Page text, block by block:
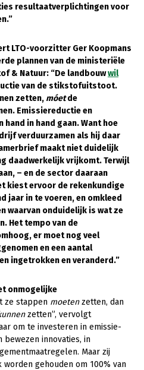
zomerbloemen
resultaatverplichtingen voor
LTO-voorzitter Ger Koopmans
plannen van de ministeriële
& Natuur: “De landbouwwil
van de stikstofuitstoot.
zetten, móetde
Emissiereductie en
in hand gaan. Want hoe
verduurzamen als hij daar
maakt niet duidelijk
daadwerkelijk vrijkomt. Terwijl
– en de sector daaraan
kiest ervoor de rekenkundige
jaar in te voeren, en omkleed
waarvan onduidelijk is wat ze
Het tempo van de
er moet nog veel
en een aantal
ingetrokken en veranderd.”
onmogelijke
ze stappen moetenzetten, dan
zetten”, vervolgt
om te investeren in emissie-
innovaties, in
Maar zij
gehouden om 100% van